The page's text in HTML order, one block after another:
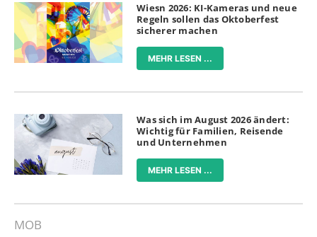
Wiesn 2026: KI-Kameras und neue
Regeln sollen das Oktoberfest
sicherer machen
MEHR LESEN ...
Was sich im August 2026 ändert:
Wichtig für Familien, Reisende
und Unternehmen
MEHR LESEN ...
MOB